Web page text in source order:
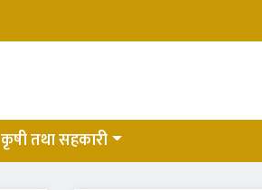
कृषी तथा सहकारी